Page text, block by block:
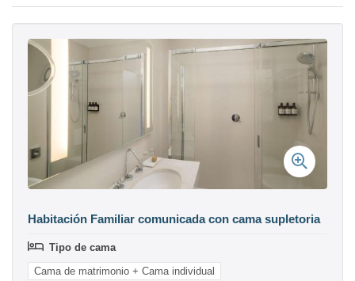
Habitación Familiar comunicada con cama supletoria
Tipo de cama
Cama de matrimonio + Cama individual